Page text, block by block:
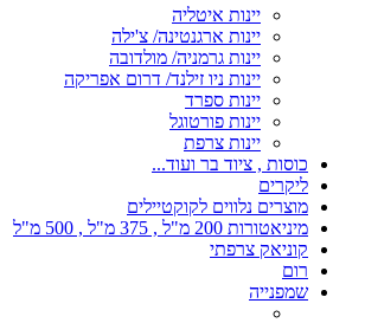
יינות איטליה
יינות ארגנטינה/ צ'ילה
יינות גרמניה/ מולדובה
יינות ניו זילנד/ דרום אפריקה
יינות ספרד
יינות פורטוגל
יינות צרפת
כוסות , ציוד בר ועוד...
ליקרים
מוצרים נלווים לקוקטיילים
מיניאטורות 200 מ"ל , 375 מ"ל , 500 מ"ל
קוניאק צרפתי
רום
שמפנייה